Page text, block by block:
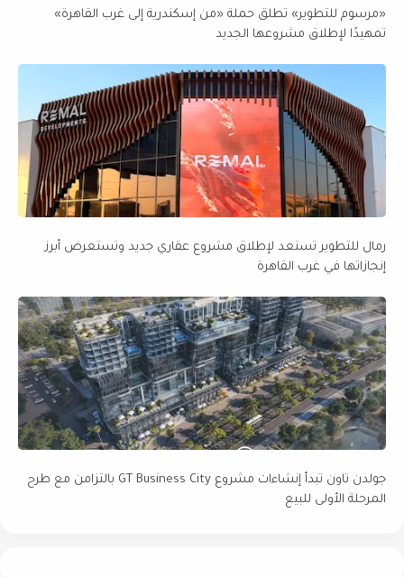
«مرسوم للتطوير» تطلق حملة «من إسكندرية إلى غرب القاهرة»
تمهيدًا لإطلاق مشروعها الجديد
رمال للتطوير تستعد لإطلاق مشروع عقاري جديد وتستعرض أبرز
إنجازاتها في غرب القاهرة
جولدن تاون تبدأ إنشاءات مشروع GT Business City بالتزامن مع طرح
المرحلة الأولى للبيع